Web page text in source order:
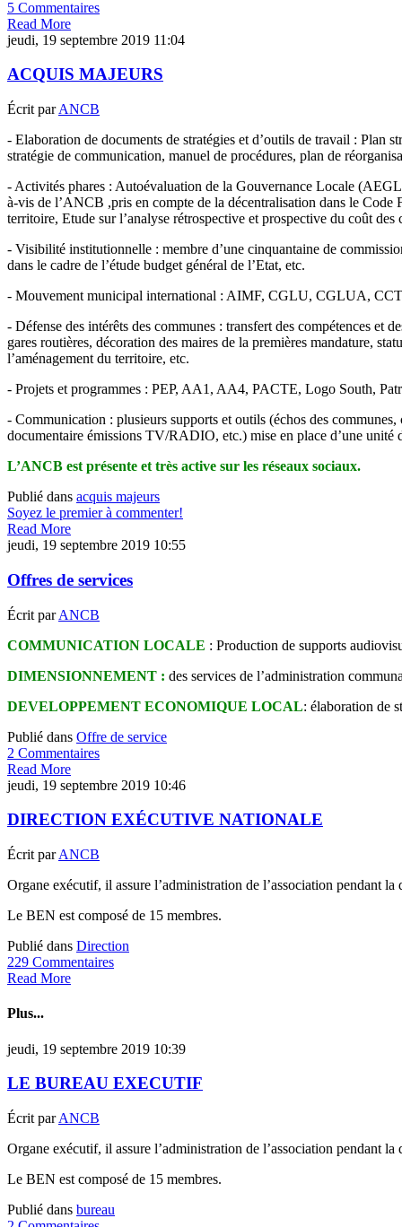
5 Commentaires
Read More
jeudi, 19 septembre 2019 11:04
ACQUIS MAJEURS
Écrit parANCB
- Elaboration de documents de stratégies et d’outils de travail : Plan
stratégie de communication, manuel de procédures, plan de
- Activités phares : Autoévaluation de la Gouvernance Locale
à-vis de l’ANCB ,pris en compte de la décentralisation dans le Code
territoire, Etude sur l’analyse rétrospective et prospective du coût
- Visibilité institutionnelle : membre d’une cinquantaine de
dans le cadre de l’étude budget général de l’Etat, etc.
- Mouvement municipal international : AIMF, CGLU, CGLUA,
- Défense des intérêts des communes : transfert des compétences et
gares routières, décoration des maires de la premières mandature,
l’aménagement du territoire, etc.
- Projets et programmes : PEP, AA1, AA4, PACTE, Logo South,
- Communication : plusieurs supports et outils (échos des
documentaire émissions TV/RADIO, etc.) mise en place d’une unité
L’ANCB est présente et très active sur les réseaux sociaux.
Publié dans acquis majeurs
Soyez le premier à commenter!
Read More
jeudi, 19 septembre 2019 10:55
Offres de services
Écrit parANCB
COMMUNICATION LOCALE : Production de supports
DIMENSIONNEMENT : des services de l’administration
DEVELOPPEMENT ECONOMIQUE LOCAL: élaboration de
Publié dans Offre de service
2 Commentaires
Read More
jeudi, 19 septembre 2019 10:46
DIRECTION EXÉCUTIVE NATIONALE
Écrit parANCB
Organe exécutif, il assure l’administration de l’association pendant la
Le BEN est composé de 15 membres.
Publié dans Direction
229 Commentaires
Read More
Plus...
jeudi, 19 septembre 2019 10:39
LE BUREAU EXECUTIF
Écrit parANCB
Organe exécutif, il assure l’administration de l’association pendant la
Le BEN est composé de 15 membres.
Publié dans bureau